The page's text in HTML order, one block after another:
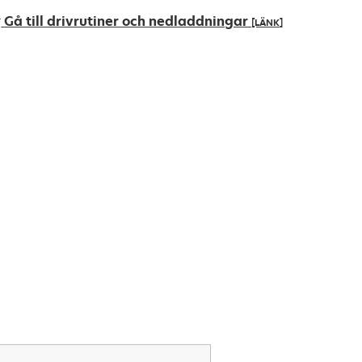
Gå till drivrutiner och nedladdningar [LÄNK]